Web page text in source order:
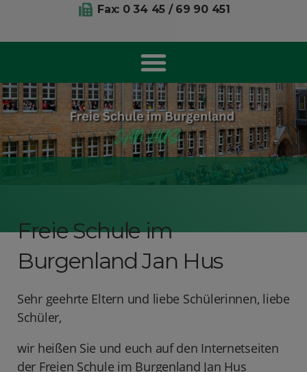
Fax: 0 34 45 / 69 90 451
rufen Sie uns an:
Freie Schule im
Burgenland Jan Hus
Sehr geehrte Eltern und liebe Schülerinnen, liebe
Schüler,
wir heißen Sie und euch auf den Internetseiten
der Freien Schule im Burgenland Jan Hus